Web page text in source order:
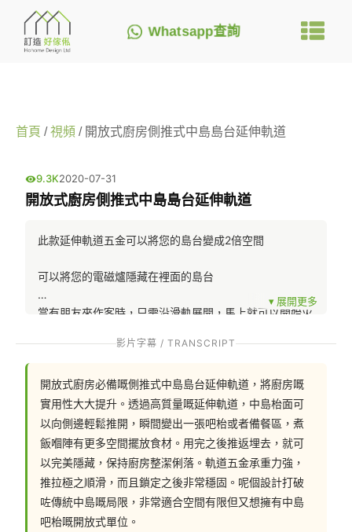
Whatsapp查詢
首頁 /視頻 / 開放式廚房側推式中島島台延伸軌道
9.3K2020-07-31
開放式廚房側推式中島島台延伸軌道
此款延伸軌道五金可以將您的島台變成2倍空間
可以將您的電磁爐隱藏在裡面的島台
當有朋友來作客時，只需沿滑軌展開，馬上就可以開始火
適合用在普通吧台或中島
如果你也想在傢俬中使用這件五金，歡迎和我們設計師聯
影片字幕 / TRANSCRIPT
開放式廚房必備嘅側推式中島島台延伸軌道，將廚房嘅
實用性大大提升。透過高質量嘅延伸軌道，中島枱面可
以向側邊輕鬆推開，瞬間變出一張吧枱或者備餐區，煮
飯嗰陣有更多空間擺放食材。用完之後推返埋去，就可
以完美隱藏，保持廚房整潔俐落。軌道五金承重力強，
推拉極之順滑，而且鎖定之後非常穩固。呢個設計打破
咗傳統中島嘅局限，非常適合空間有限但又想擁有中島
吧枱嘅開放式單位。